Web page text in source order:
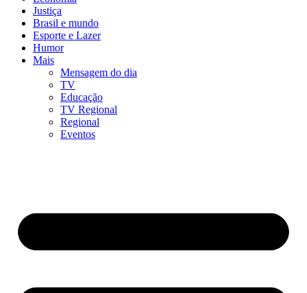
Justiça
Brasil e mundo
Esporte e Lazer
Humor
Mais
Mensagem do dia
TV
Educação
TV Regional
Regional
Eventos